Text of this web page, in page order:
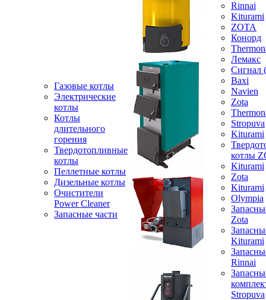
Газовые котлы
Электрические
котлы
Котлы
длительного
горения
Твердотопливные
котлы
Пеллетные котлы
Дизельные котлы
Очистители
Power Cleaner
Запасные части
Rinnai
Kiturami
ZOTA
Конорд
Лемакс
Baxi
Navien
Zota
Stropuva
Kiturami
котлы
Kiturami
Zota
Kiturami
Olympia
Zota
Kiturami
Rinnai
Stropuva